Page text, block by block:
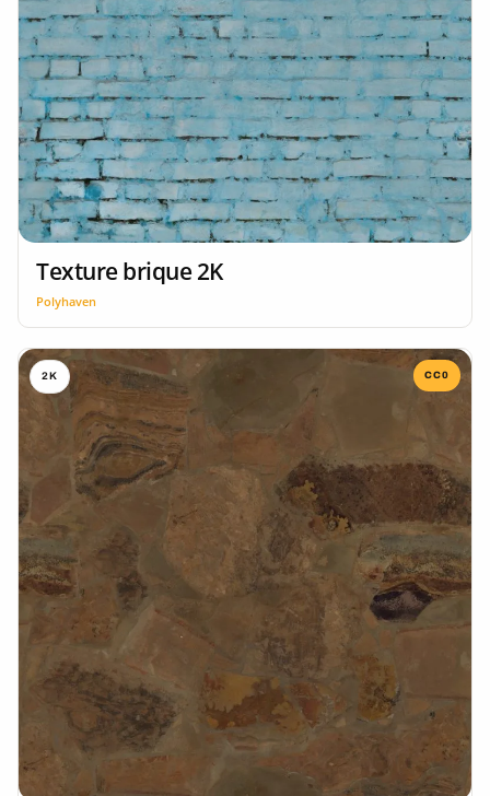
Texture brique 2K
Polyhaven
2K CC0